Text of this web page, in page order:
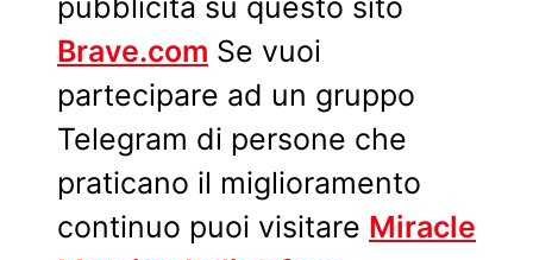
pubblicitá su questo sito
Brave.com Se vuoi
partecipare ad un gruppo
Telegram di persone che
praticano il miglioramento
continuo puoi visitare Miracle